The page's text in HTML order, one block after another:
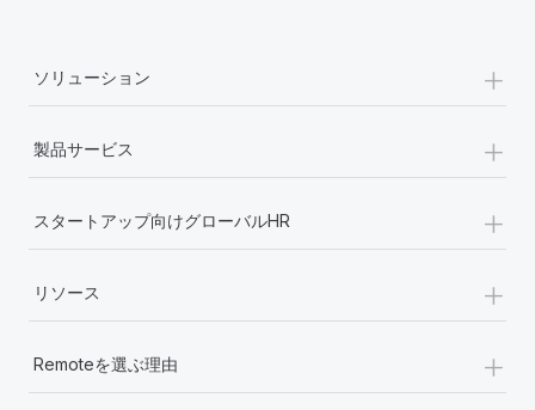
ソリューション +
製品サービス +
スタートアップ向けグローバルHR +
リソース +
Remoteを選ぶ理由 +